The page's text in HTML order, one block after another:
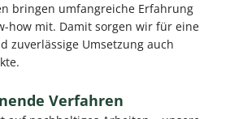
bringen umfangreiche Erfahrung
how mit. Damit sorgen wir für eine
zuverlässige Umsetzung auch
Verfahren